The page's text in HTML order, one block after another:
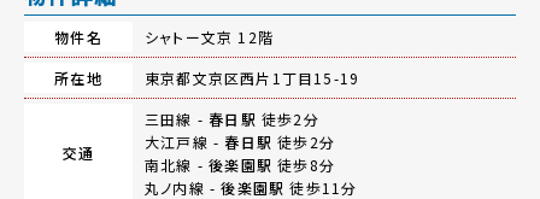
物件名
シャトー文京 12階
所在地
東京都文京区西片1丁目15-19
交通
三田線 - 春日駅 徒歩2分
大江戸線 - 春日駅 徒歩2分
南北線 -後楽園駅 徒歩8分
丸ノ内線 -後楽園駅 徒歩11分